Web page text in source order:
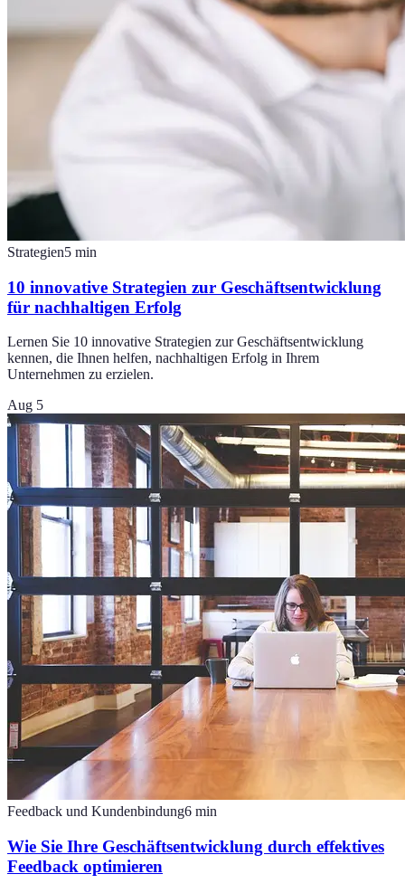
Strategien5 min
10 innovative Strategien zur Geschäftsentwicklung
für nachhaltigen Erfolg
Lernen Sie 10 innovative Strategien zur Geschäftsentwicklung
kennen, die Ihnen helfen, nachhaltigen Erfolg in Ihrem
Unternehmen zu erzielen.
Aug 5
Feedback und Kundenbindung6 min
Wie Sie Ihre Geschäftsentwicklung durch effektives
Feedback optimieren